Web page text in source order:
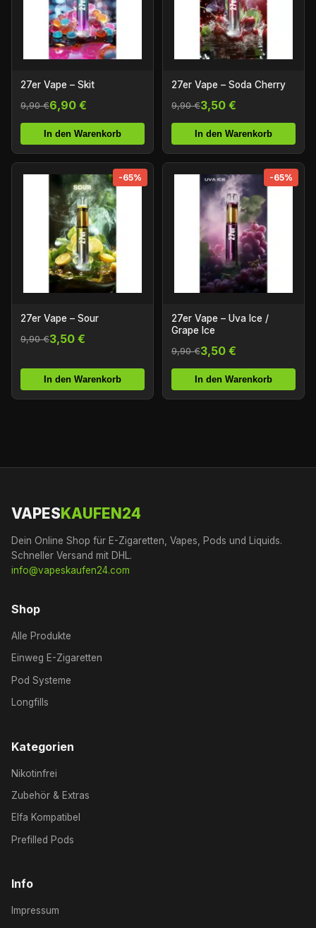
27er Vape – Skit
9,90 €6,90 €
In den Warenkorb
27er Vape – Soda Cherry
9,90 €3,50 €
In den Warenkorb
-65%
27er Vape – Sour
9,90 €3,50 €
In den Warenkorb
-65%
27er Vape – Uva Ice /
Grape Ice
9,90 €3,50 €
In den Warenkorb
VAPESKAUFEN24
Dein Online Shop für E-Zigaretten, Vapes, Pods und Liquids.
Schneller Versand mit DHL.
info@vapeskaufen24.com
Shop
Alle Produkte
Einweg E-Zigaretten
Pod Systeme
Longfills
Kategorien
Nikotinfrei
Zubehör & Extras
Elfa Kompatibel
Prefilled Pods
Info
Impressum